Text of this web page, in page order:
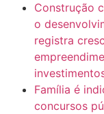
Construção
o
registra
Família é
concursos